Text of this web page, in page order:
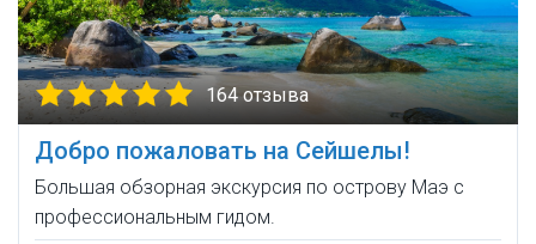
164 отзыва
Добро пожаловать на Сейшелы!
Большая обзорная экскурсия по острову Маэ с
профессиональным гидом.